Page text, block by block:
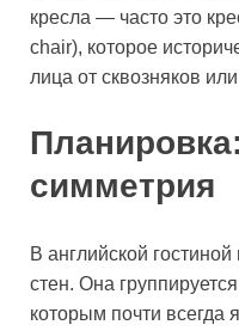
кресла — часто это
chair), которое
лица от сквозняков
симметрия
В английской
стен. Она
которым почти всегда